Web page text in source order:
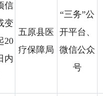
信
变
20
内
五原县医
疗保障局
“三务”公
开平台、
微信公众
号